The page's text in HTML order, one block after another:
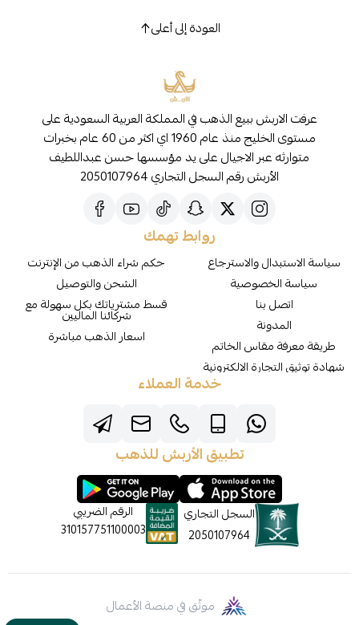
العودة إلى أعلى
عرفت الاربش ببيع الذهب في المملكة العربية السعودية على
مستوى الخليج منذ عام 1960 اي اكثر من 60 عام بخبرات
متوارثه عبر الاجيال على يد مؤسسها حسن عبداللطيف
الأربش رقم السجل التجاري 2050107964
روابط تهمك
سياسة الاستبدال والاسترجاع
سياسة الخصوصية
اتصل بنا
المدونة
طريقة معرفة مقاس الخاتم
شهادة توثيق التجارة الالكترونية
حكم شراء الذهب من الإنترنت
الشحن والتوصيل
قسط مشترياتك بكل سهولة مع
شركائنا الماليين
اسعار الذهب مباشرة
خدمة العملاء
تطبيق الأربش للذهب
السجل التجاري
2050107964
الرقم الضريبي
310157751100003
موثّق في منصة الأعمال